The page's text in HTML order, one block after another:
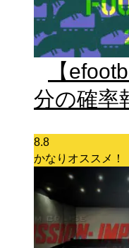
【
分の確率
8.8
かなりオススメ！